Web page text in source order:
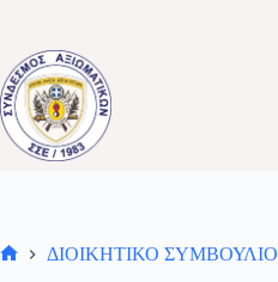
περιεχόμενο
ΔΙΟΙΚΗΤΙΚΟ ΣΥΜΒΟΥΛΙΟ